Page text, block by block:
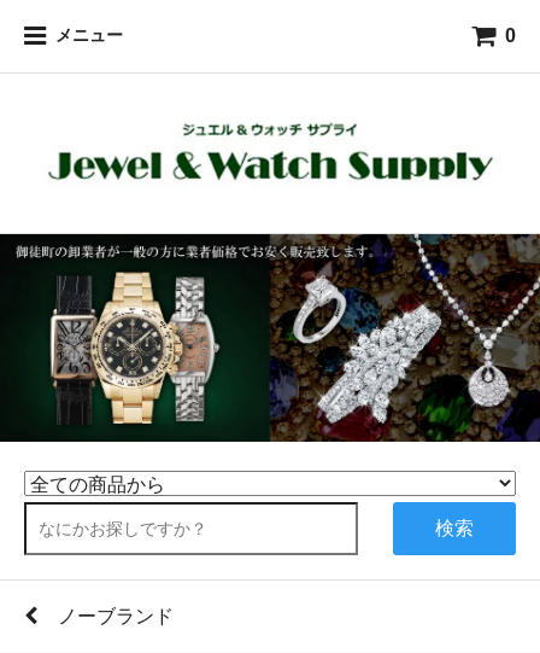
メニュー 0
検索
ノーブランド